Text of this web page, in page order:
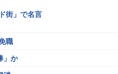
街」で名言
職
」か